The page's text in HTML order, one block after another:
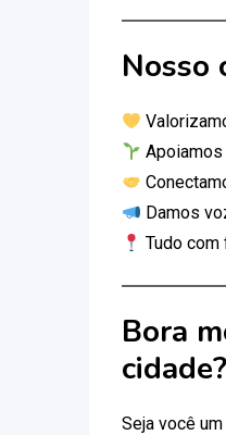
Nosso
Damos
Tudo
Bora
cidade?
Seja você